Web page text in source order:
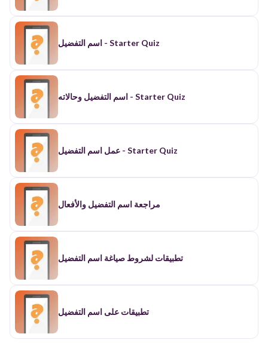
اسم التفضيل - Starter Quiz
اسم التفضيل وحالاته - Starter Quiz
عمل اسم التفضيل - Starter Quiz
مراجعة اسم التفضيل والأفعال
تطبيقات لشروط صياغة اسم التفضيل
تطبيقات على اسم التفضيل